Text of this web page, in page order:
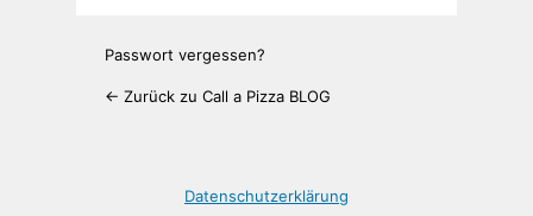
Passwort vergessen?
← Zurück zu Call a Pizza BLOG
Datenschutzerklärung